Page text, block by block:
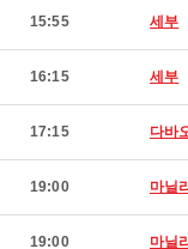
15:55 세부
16:15 세부
17:15 다바
19:00 마닐
19:00 마닐